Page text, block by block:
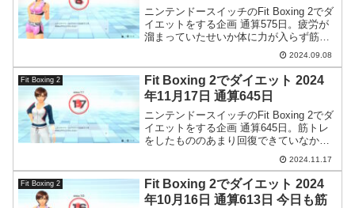
ニンテンドースイッチのFit Boxing 2でダ
イエットをする企画 通算575日。疲労が
溜まっていたせいか体に力が入らず筋ト
レが中途半端な感じでした。ちな体重は
2024.09.08
Fit Boxing 2
Fit Boxing 2でダイエット 2024
年11月17日 通算645日
ニンテンドースイッチのFit Boxing 2でダ
イエットをする企画 通算645日。筋トレ
をしたもののあまり回復できていなかっ
たようです。スタート後に分かったので
もうそのまま押し切りました。
2024.11.17
Fit Boxing 2
Fit Boxing 2でダイエット 2024
年10月16日 通算613日 今日も筋